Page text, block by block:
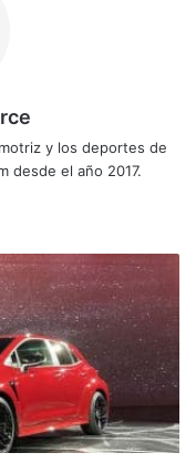
y los deportes de
desde el año 2017.